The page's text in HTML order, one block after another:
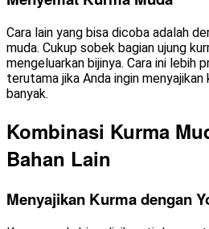
Cara lain yang bisa dicoba adalah
muda. Cukup sobek bagian ujung
mengeluarkan bijinya. Cara ini lebih
terutama jika Anda ingin menyajikan
banyak.
Kombinasi Kurma
Bahan Lain
Menyajikan Kurma dengan